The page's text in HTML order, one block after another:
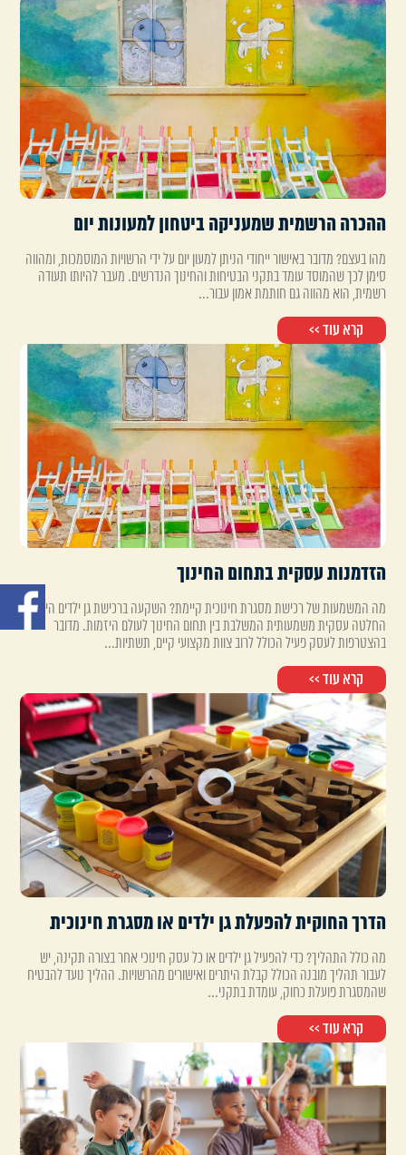
ההכרה הרשמית שמעניקה ביטחון למעונות יום
מהו בעצם? מדובר באישור ייחודי הניתן למעון יום על ידי הרשויות המוסמכות, ומהווה
סימן לכך שהמוסד עומד בתקני הבטיחות והחינוך הנדרשים. מעבר להיותו תעודה
רשמית, הוא מהווה גם חותמת אמון עבור...
קרא עוד >>
הזדמנות עסקית בתחום החינוך
מה המשמעות של רכישת מסגרת חינוכית קיימת? השקעה ברכישת גן ילדים היא
החלטה עסקית משמעותית המשלבת בין תחום החינוך לעולם היזמות. מדובר
בהצטרפות לעסק פעיל הכולל לרוב צוות מקצועי קיים, תשתיות...
קרא עוד >>
הדרך החוקית להפעלת גן ילדים או מסגרת חינוכית
מה כולל התהליך? כדי להפעיל גן ילדים או כל עסק חינוכי אחר בצורה תקינה, יש
לעבור תהליך מובנה הכולל קבלת היתרים ואישורים מהרשויות. ההליך נועד להבטיח
שהמסגרת פועלת כחוק, עומדת בתקני...
קרא עוד >>